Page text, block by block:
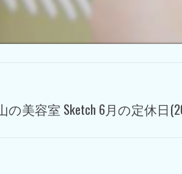
の美容室 Sketch 6月の定休日